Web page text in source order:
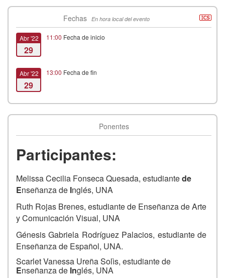
Fechas En hora local del evento
Abr '22
29
11:00 Fecha de inicio
Abr '22
29
13:00 Fecha de fin
Ponentes
Participantes:
Melissa Cecilia Fonseca Quesada, estudiantede
Enseñanza de Inglés, UNA
Ruth Rojas Brenes, estudiante de Enseñanza de Arte
y Comunicación Visual, UNA
Génesis Gabriela Rodríguez Palacios, estudiante de
Enseñanza de Español, UNA.
Scarlet Vanessa Ureña Solìs, estudiante de
Enseñanza de Inglés, UNA